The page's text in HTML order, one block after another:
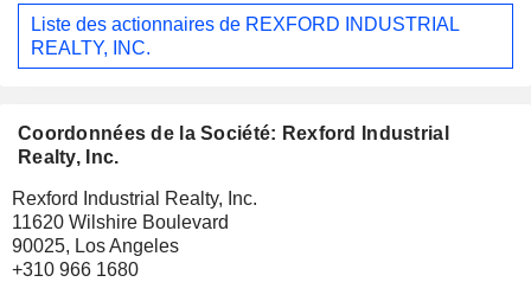
Liste des actionnaires de REXFORD INDUSTRIAL
REALTY, INC.
Coordonnées de la Société: Rexford Industrial
Realty, Inc.
Rexford Industrial Realty, Inc.
11620 Wilshire Boulevard
90025, Los Angeles
+310 966 1680